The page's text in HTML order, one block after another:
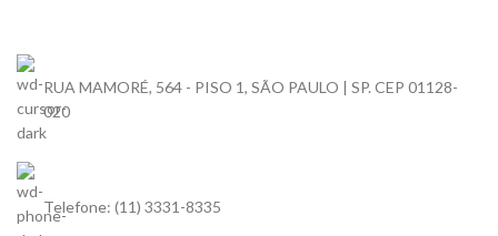
RUA MAMORÉ, 564 - PISO 1, SÃO PAULO | SP. CEP 01128-
020
Telefone: (11) 3331-8335